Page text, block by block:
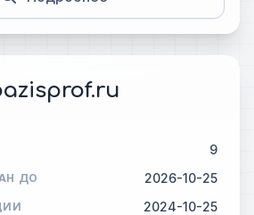
9
ДО 2026-10-25
2024-10-25